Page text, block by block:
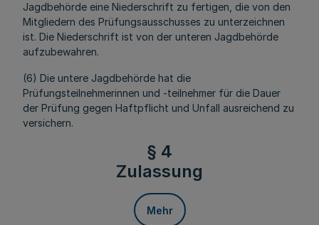
Jagdbehörde eine Niederschrift zu fertigen, die von den
Mitgliedern des Prüfungsausschusses zu unterzeichnen
ist. Die Niederschrift ist von der unteren Jagdbehörde
aufzubewahren.
(6) Die untere Jagdbehörde hat die
Prüfungsteilnehmerinnen und -teilnehmer für die Dauer
der Prüfung gegen Haftpflicht und Unfall ausreichend zu
versichern.
§ 4
Zulassung
Mehr